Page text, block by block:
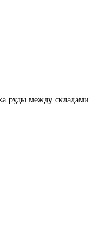
руды между складами.